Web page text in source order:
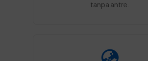
tanpa antre.